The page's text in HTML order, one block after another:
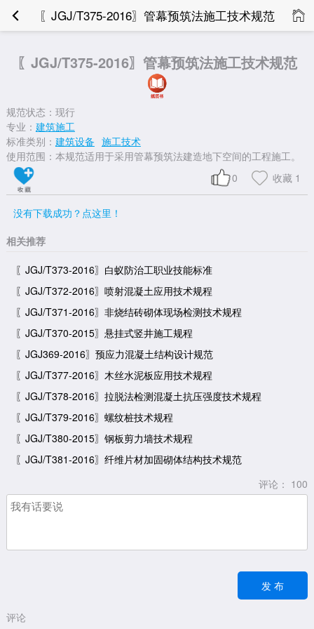
〖JGJ/T375-2016〗管幕预筑法施工技术规范
〖JGJ/T375-2016〗管幕预筑法施工技术规范
规范状态：现行
专业： 建筑施工
标准类别： 建筑设备 施工技术
使用范围：本规范适用于采用管幕预筑法建造地下空间的工程施工。
收藏 1
0
没有下载成功？点这里！
相关推荐
〖JGJ/T373-2016〗白蚁防治工职业技能标准
〖JGJ/T372-2016〗喷射混凝土应用技术规程
〖JGJ/T371-2016〗非烧结砖砌体现场检测技术规程
〖JGJ/T370-2015〗悬挂式竖井施工规程
〖JGJ369-2016〗预应力混凝土结构设计规范
〖JGJ/T377-2016〗木丝水泥板应用技术规程
〖JGJ/T378-2016〗拉脱法检测混凝土抗压强度技术规程
〖JGJ/T379-2016〗螺纹桩技术规程
〖JGJ/T380-2015〗钢板剪力墙技术规程
〖JGJ/T381-2016〗纤维片材加固砌体结构技术规范
评论： 100
评论